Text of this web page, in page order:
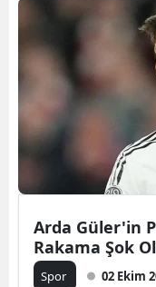
Arda Güler'in
Rakama Şok
Spor 02 Ekim